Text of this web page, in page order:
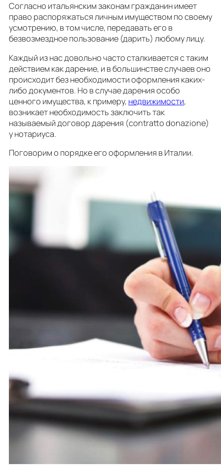
Согласно итальянским законам гражданин имеет
право распоряжаться личным имуществом по своему
усмотрению, в том числе, передавать его в
безвозмездное пользование (дарить) любому лицу.
Каждый из нас довольно часто сталкивается с таким
действием как дарение, и в большинстве случаев оно
происходит без необходимости оформления каких-
либо документов. Но в случае дарения особо
ценного имущества, к примеру, недвижимости,
возникает необходимость заключить так
называемый договор дарения (contratto donazione)
у нотариуса.
Поговорим о порядке его оформления в Италии.